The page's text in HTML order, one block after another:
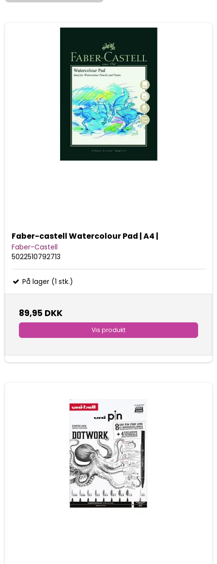
Faber-castell Watercolour Pad | A4 |
Faber-Castell
5022510792713
På lager (1 stk.)
89,95 DKK
Vis produkt